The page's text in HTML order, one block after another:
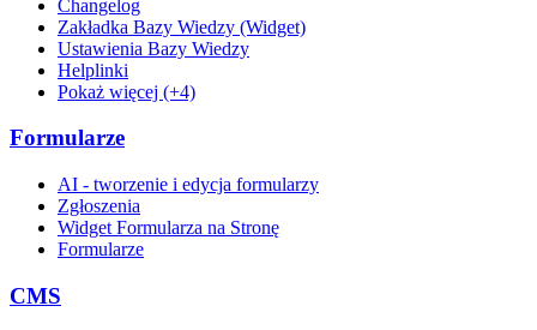
Changelog
Zakładka Bazy Wiedzy (Widget)
Ustawienia Bazy Wiedzy
Helplinki
Pokaż więcej (+4)
Formularze
AI - tworzenie i edycja formularzy
Zgłoszenia
Widget Formularza na Stronę
Formularze
CMS